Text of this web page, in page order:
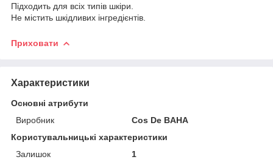
Підходить для всіх типів шкіри.
Не містить шкідливих інгредієнтів.
Приховати
Характеристики
Основні атрибути
Виробник
Cos De BAHA
Користувальницькі характеристики
Залишок
1